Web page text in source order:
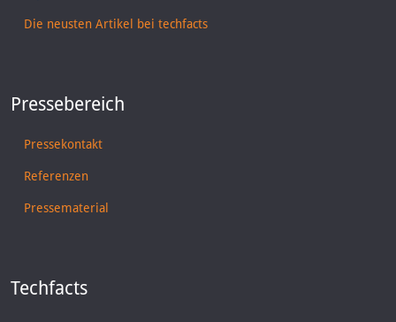
Die neusten Artikel bei techfacts
Pressebereich
Pressekontakt
Referenzen
Pressematerial
Techfacts